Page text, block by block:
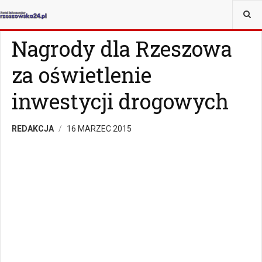
JESTEŚ TUTAJ:
Nagrody dla Rzeszowa
za oświetlenie
inwestycji drogowych
REDAKCJA 16 MARZEC 2015